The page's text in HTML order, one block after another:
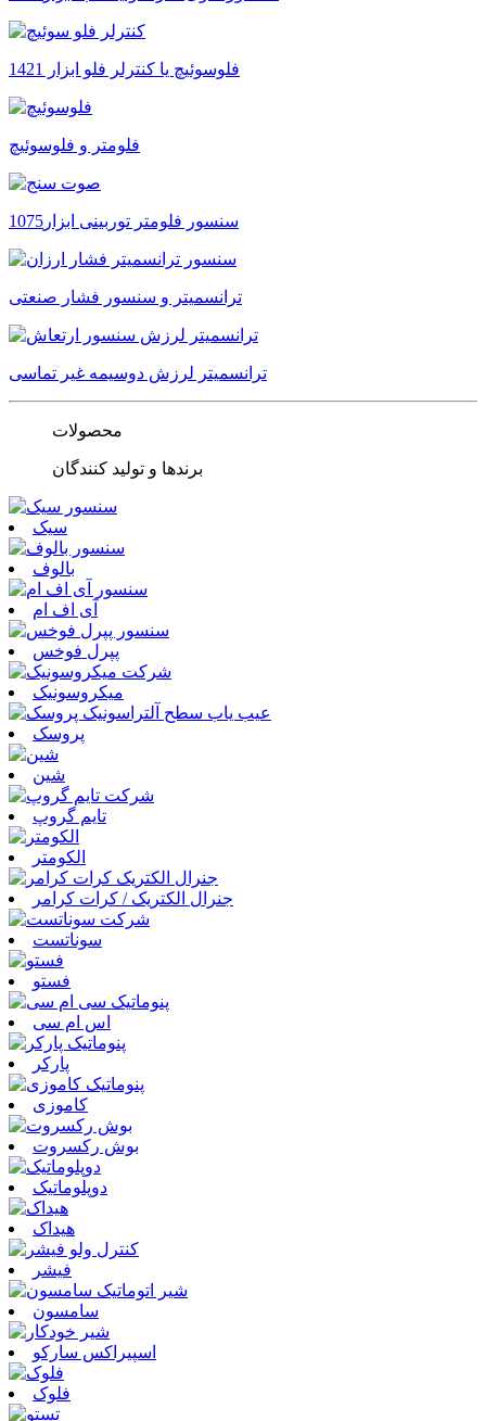
فلوسوئیچ یا کنترلر فلو ابزار 1421
فلومتر و فلوسوئیچ
سنسور فلومتر توربینی ابزار1075
ترانسمیتر و سنسور فشار صنعتی
ترانسمیتر لرزش دوسیمه غیر تماسی
محصولات
برندها و تولید کنندگان
سیک
بالوف
آی اف ام
پپرل فوخس
میکروسونیک
پروسک
شین
تایم گروپ
الکومتر
جنرال الکتریک / کرات کرامر
سوناتست
فستو
اس ام سی
پارکر
کاموزی
بوش رکسروت
دوپلوماتیک
هیداک
فیشر
سامسون
اسپیراکس سارکو
فلوک